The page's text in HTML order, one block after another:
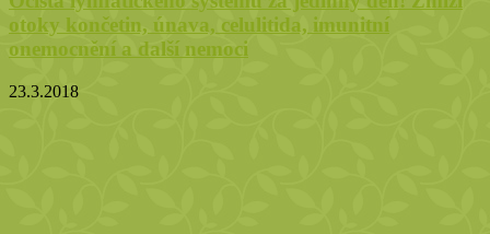
otoky končetin, únava, celulitida, imunitní
onemocnění a další nemoci
23.3.2018